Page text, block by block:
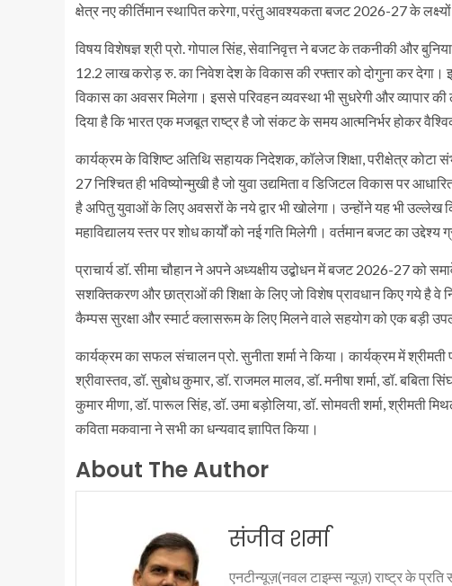
क्षेत्र नए कीर्तिमान स्थापित करेगा, परंतु आवश्यकता बजट 2026-27 के
विषय विशेषज्ञ श्री प्रो. गोपाल सिंह, सेवानिवृत्त ने बजट के तकनीकी और
12.2 लाख करोड़ रु. का निवेश देश के विकास की रफ्तार को दोगुना कर
विकास का अवसर मिलेगा। इससे परिवहन व्यवस्था भी सुधरेगी और व्यापार
दिया है कि भारत एक मजबूत राष्ट्र है जो संकट के समय आत्मनिर्भर होकर
कार्यक्रम के विशिष्ट अतिथि सहायक निदेशक, कॉलेज शिक्षा, परीक्षेत्र
27 निश्चित ही भविष्योन्मुखी है जो युवा उद्यमिता व डिजिटल विकास पर
है अपितु युवाओं के लिए अवसरों के नये द्वार भी खोलेगा। उन्होंने यह भी उल्लेख
महाविद्यालय स्तर पर शोध कार्यों को नई गति मिलेगी। वर्तमान बजट का उद्देश्य
प्राचार्य डॉ. सीमा चौहान ने अपने अध्यक्षीय उद्बोधन में बजट 2026-27 को
सशक्तिकरण और छात्राओं की शिक्षा के लिए जो विशेष प्रावधान किए गये है वे
कैम्पस सुरक्षा और स्मार्ट क्लासरूम के लिए मिलने वाले सहयोग को एक बड़ी
कार्यक्रम का सफल संचालन प्रो. सुनीता शर्मा ने किया। कार्यक्रम में श्रीमती
श्रीवास्तव, डॉ. सुबोध कुमार, डॉ. राजमल मालव, डॉ. मनीषा शर्मा, डॉ. बबिता
कुमार मीणा, डॉ. पारूल सिंह, डॉ. उमा बड़ोलिया, डॉ. सोमवती शर्मा,
कविता मकवाना ने सभी का धन्यवाद ज्ञापित किया।
About The Author
संजीव शर्मा
एनटीन्यूज़(नवल टाइम्स न्यूज़) राष्ट्र के प्रति